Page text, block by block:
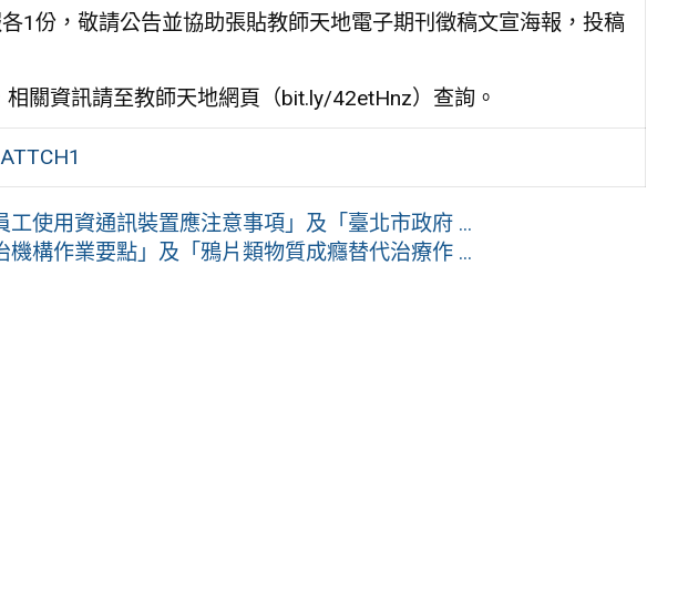
1份，敬請公告並協助張貼教師天地電子期刊徵稿文宣海報，投稿
關資訊請至教師天地網頁（bit.ly/42etHnz）查詢。
工使用資通訊裝置應注意事項」及「臺北市政府 ...
機構作業要點」及「鴉片類物質成癮替代治療作 ...